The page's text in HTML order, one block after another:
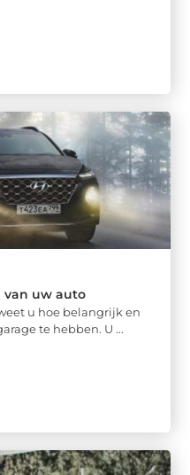
van uw auto
u hoe belangrijk en
te hebben. U ...